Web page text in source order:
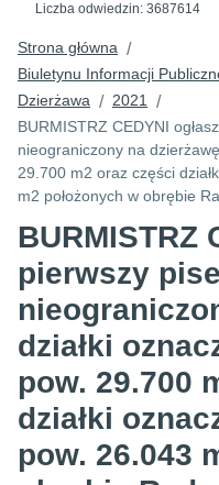
Liczba odwiedzin: 3687614
Strona główna /
Biuletynu Informacji
Dzierżawa / 2021 /
BURMISTRZ CEDYNI ogłasza pierwszy pisemny przetarg
nieograniczony na
29.700 m2 oraz części
m2 położonych w obrębie
BURMISTRZ
pierwszy
działki
pow. 29.700
działki
pow. 26.043